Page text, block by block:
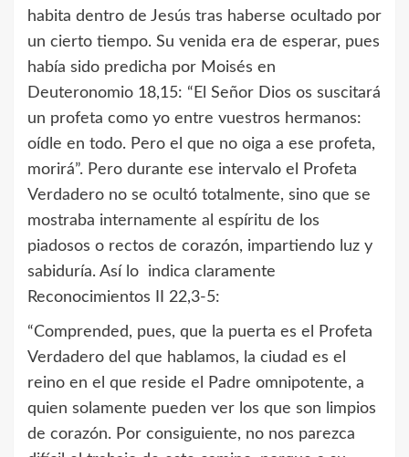
habita dentro de Jesús tras haberse ocultado por
un cierto tiempo. Su venida era de esperar, pues
había sido predicha por Moisés en
Deuteronomio 18,15: “El Señor Dios os suscitará
un profeta como yo entre vuestros hermanos:
oídle en todo. Pero el que no oiga a ese profeta,
morirá”. Pero durante ese intervalo el Profeta
Verdadero no se ocultó totalmente, sino que se
mostraba internamente al espíritu de los
piadosos o rectos de corazón, impartiendo luz y
sabiduría. Así lo indica claramente
Reconocimientos II 22,3-5:
“Comprended, pues, que la puerta es el Profeta
Verdadero del que hablamos, la ciudad es el
reino en el que reside el Padre omnipotente, a
quien solamente pueden ver los que son limpios
de corazón. Por consiguiente, no nos parezca